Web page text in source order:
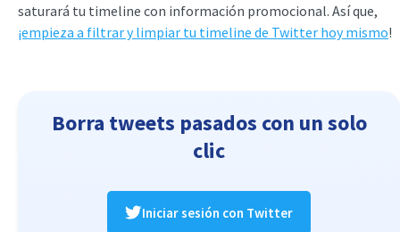
saturará tu timeline con información promocional. Así que,
¡empieza a filtrar y limpiar tu timeline de Twitter hoy mismo!
Borra tweets pasados con un solo
clic
Iniciar sesión con Twitter